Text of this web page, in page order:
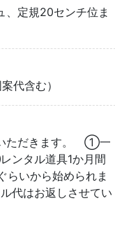
、定規20センチ位ま
代含む）
いただきます。 ①一
タル道具1か月間
いから始められま
代はお返しさせてい